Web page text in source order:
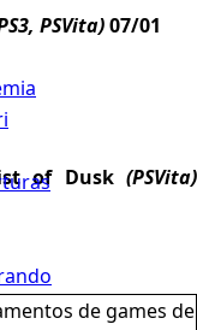
PSVita)07/01
of Dusk (PSVita)